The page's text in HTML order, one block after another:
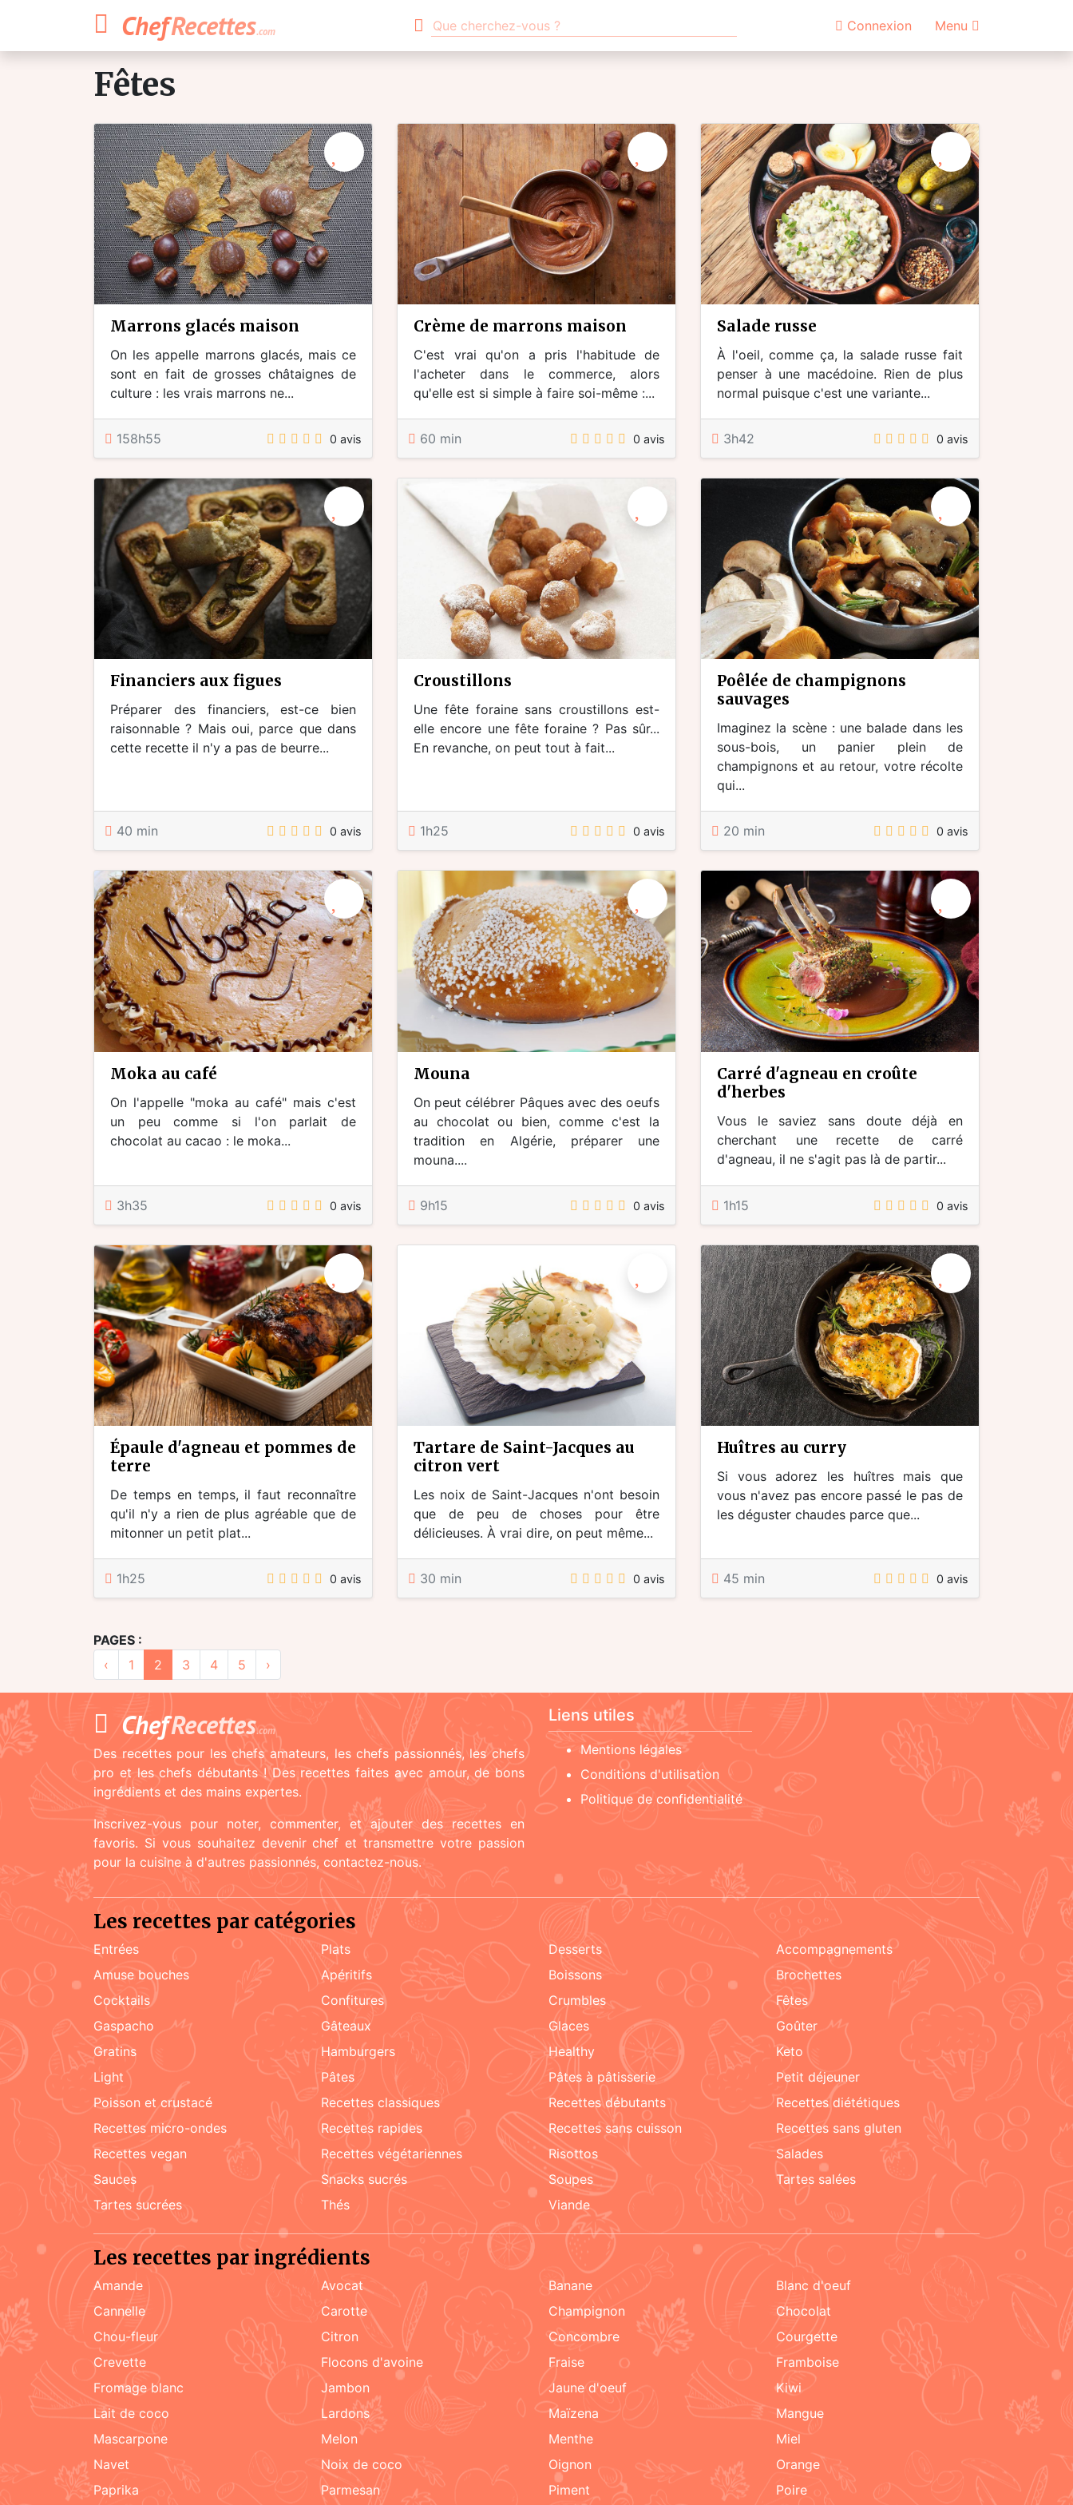
ChefRecettes.com Connexion Menu
fêtes
marrons glacés maison
On les appelle marrons glacés, mais ce
sont en fait de grosses châtaignes de
culture : les vrais marrons ne...
158h55 0 avis
crème de marrons maison
C'est vrai qu'on a pris l'habitude de
l'acheter dans le commerce, alors
qu'elle est si simple à faire soi-même :...
60 min 0 avis
salade russe
À l'oeil, comme ça, la salade russe fait
penser à une macédoine. Rien de plus
normal puisque c'est une variante...
3h42 0 avis
financiers aux figues
Préparer des financiers, est-ce bien
raisonnable ? Mais oui, parce que dans
cette recette il n'y a pas de beurre...
40 min 0 avis
croustillons
Une fête foraine sans croustillons est-
elle encore une fête foraine ? Pas sûr...
En revanche, on peut tout à fait...
1h25 0 avis
poêlée de champignons
sauvages
Imaginez la scène : une balade dans les
sous-bois, un panier plein de
champignons et au retour, votre récolte
qui...
20 min 0 avis
moka au café
On l'appelle "moka au café" mais c'est
un peu comme si l'on parlait de
chocolat au cacao : le moka...
3h35 0 avis
mouna
On peut célébrer Pâques avec des oeufs
au chocolat ou bien, comme c'est la
tradition en Algérie, préparer une
mouna....
9h15 0 avis
carré d'agneau en croûte
d'herbes
Vous le saviez sans doute déjà en
cherchant une recette de carré
d'agneau, il ne s'agit pas là de partir...
1h15 0 avis
épaule d'agneau et pommes de
terre
De temps en temps, il faut reconnaître
qu'il n'y a rien de plus agréable que de
mitonner un petit plat...
1h25 0 avis
tartare de Saint-Jacques au
citron vert
Les noix de Saint-Jacques n'ont besoin
que de peu de choses pour être
délicieuses. À vrai dire, on peut même...
30 min 0 avis
huîtres au curry
Si vous adorez les huîtres mais que
vous n'avez pas encore passé le pas de
les déguster chaudes parce que...
45 min 0 avis
PAGES :
‹
1 2 3 4 5 ›
ChefRecettes.com
Des recettes pour les chefs amateurs, les chefs passionnés, les chefs
pro et les chefs débutants ! Des recettes faites avec amour, de bons
ingrédients et des mains expertes.
Inscrivez-vous pour noter, commenter, et ajouter des recettes en
favoris. Si vous souhaitez devenir chef et transmettre votre passion
pour la cuisine à d'autres passionnés, contactez-nous.
Liens utiles
Mentions légales
Conditions d'utilisation
Politique de confidentialité
Les recettes par catégories
Entrées Plats Desserts
accompagnements
amuse bouches
apéritifs boissons
brochettes
cocktails
confitures crumbles
fêtes
Gaspacho
gâteaux glaces
goûter
gratins
hamburgers healthy
keto
light
pâtes pâtes à pâtisserie
petit déjeuner
poisson et crustacé
recettes classiques recettes débutants
recettes diététiques
recettes micro-ondes
recettes rapides recettes sans cuisson
recettes sans gluten
recettes vegan
recettes végétariennes risottos
salades
sauces
snacks sucrés soupes
tartes salées
tartes sucrées
Thés viande
Les recettes par ingrédients
amande Avocat Banane
blanc d'oeuf
cannelle
carotte champignon
chocolat
chou-fleur
citron concombre
courgette
crevette
flocons d'avoine fraise
framboise
fromage blanc
jambon jaune d'oeuf
kiwi
lait de coco
lardons maïzena
mangue
mascarpone
melon menthe
miel
navet
noix de coco oignon
orange
paprika
parmesan piment poire